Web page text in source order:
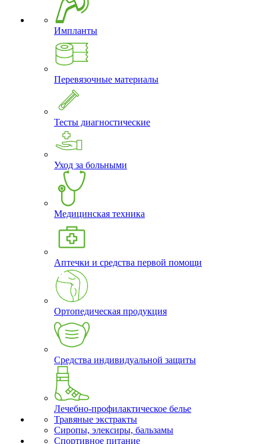
Импланты
Перевязочные материалы
Тесты диагностические
Уход за больными
Медицинская техника
Аптечки и средства первой помощи
Ортопедическая продукция
Средства индивидуальной защиты
Лечебно-профилактическое белье
Травяные экстракты
Сиропы, элексиры, бальзамы
Спортивное питание